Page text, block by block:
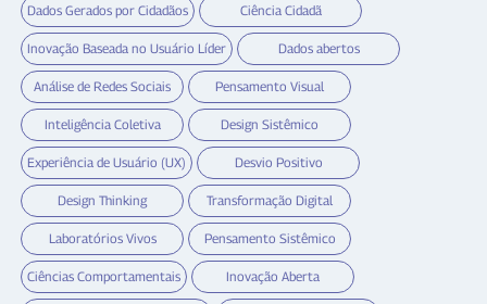
Dados Gerados por Cidadãos Ciência Cidadã
Inovação Baseada no Usuário Líder Dados abertos
Análise de Redes Sociais Pensamento Visual
Inteligência Coletiva Design Sistêmico
Experiência de Usuário (UX) Desvio Positivo
Design Thinking Transformação Digital
Laboratórios Vivos Pensamento Sistêmico
Ciências Comportamentais Inovação Aberta